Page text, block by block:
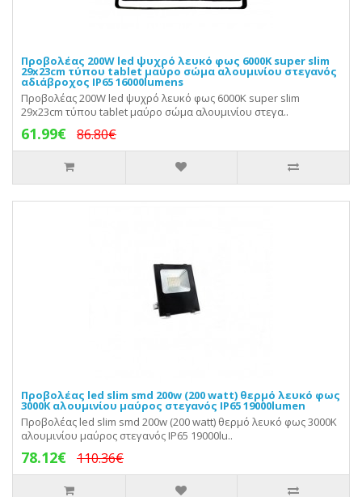
Προβολέας 200W led ψυχρό λευκό φως 6000Κ super slim
29x23cm τύπου tablet μαύρο σώμα αλουμινίου στεγανός
αδιάβροχος IP65 16000lumens
Προβολέας 200W led ψυχρό λευκό φως 6000Κ super slim
29x23cm τύπου tablet μαύρο σώμα αλουμινίου στεγα..
61.99€ 86.80€
Προβολέας led slim smd 200w (200 watt) θερμό λευκό φως
3000Κ αλουμινίου μαύρος στεγανός IP65 19000lumen
Προβολέας led slim smd 200w (200 watt) θερμό λευκό φως 3000Κ
αλουμινίου μαύρος στεγανός IP65 19000lu..
78.12€ 110.36€